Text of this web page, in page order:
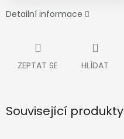
Detailní informace
ZEPTAT SE HLÍDAT
Související produkty